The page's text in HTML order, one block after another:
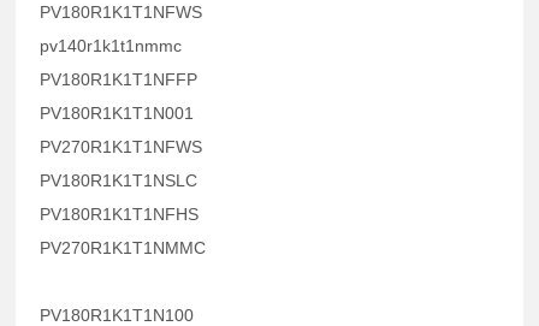
PV180R1K1T1NFWS
pv140r1k1t1nmmc
PV180R1K1T1NFFP
PV180R1K1T1N001
PV270R1K1T1NFWS
PV180R1K1T1NSLC
PV180R1K1T1NFHS
PV270R1K1T1NMMC
PV180R1K1T1N100